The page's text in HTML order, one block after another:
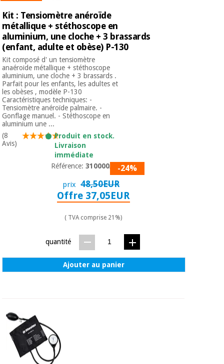
Kit : Tensiomètre anéroïde
métallique + stéthoscope en
aluminium, une cloche + 3 brassards
(enfant, adulte et obèse) P-130
Kit composé d' un tensiomètre
anaéroide métallique + stéthoscope
aluminium, une cloche + 3 brassards .
Parfait pour les enfants, les adultes et
les obèses , modèle P-130
Caractéristiques techniques: -
Tensiomètre anéroïde palmaire. -
Gonflage manuel. - Stéthoscope en
aluminium une ...
(8
Avis)
Produit en stock.
Livraison
immédiate
Référence:310000/02-24%
prix 48,50EUR
Offre 37,05EUR
( TVA comprise 21%)
quantité
Ajouter au panier